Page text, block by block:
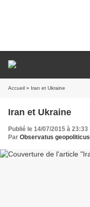
Accueil » Iran et Ukraine
Iran et Ukraine
Publié le 14/07/2015 à 23:33
Par Observatus geopoliticus